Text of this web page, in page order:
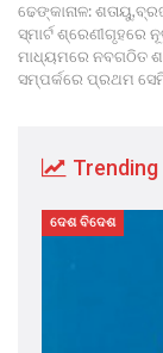
ଢେଙ୍କାନାଳ:
ସ୍ମାର୍ଟ
ମାଧ୍ୟମରେ ନବଗଠିତ
ସମ୍ପର୍କରେ ପ୍ରଥମ
Trending
ଦେଶ ବିଦେଶ